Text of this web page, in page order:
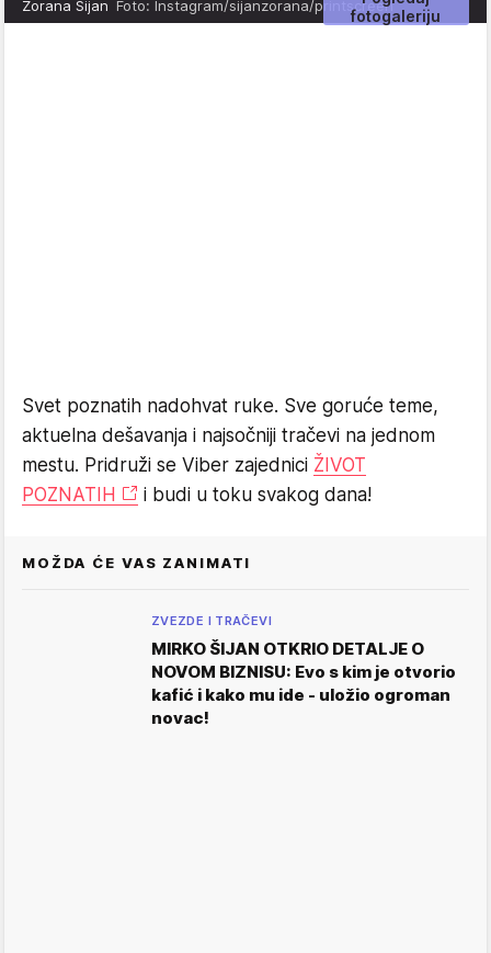
fotogaleriju
Zorana Šijan Foto: Instagram/sijanzorana/printscreen
Svet poznatih nadohvat ruke. Sve goruće teme,
aktuelna dešavanja i najsočniji tračevi na jednom
mestu. Pridruži se Viber zajednici ŽIVOT
POZNATIH
i budi u toku svakog dana!
MOŽDA ĆE VAS ZANIMATI
ZVEZDE I TRAČEVI
MIRKO ŠIJAN OTKRIO DETALJE O
NOVOM BIZNISU: Evo s kim je otvorio
kafić i kako mu ide - uložio ogroman
novac!